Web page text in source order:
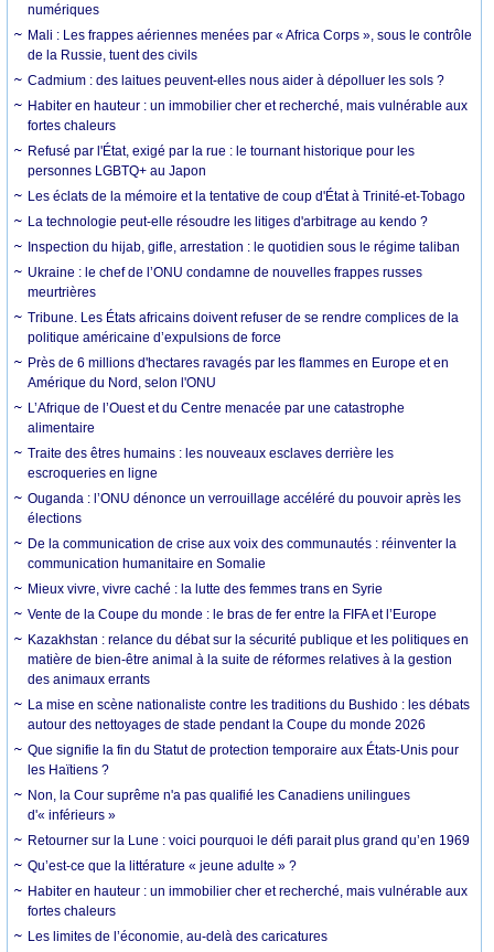
numériques
Mali : Les frappes aériennes menées par « Africa Corps », sous le contrôle
de la Russie, tuent des civils
Cadmium : des laitues peuvent-elles nous aider à dépolluer les sols ?
Habiter en hauteur : un immobilier cher et recherché, mais vulnérable aux
fortes chaleurs
Refusé par l'État, exigé par la rue : le tournant historique pour les
personnes LGBTQ+ au Japon
Les éclats de la mémoire et la tentative de coup d'État à Trinité-et-Tobago
La technologie peut-elle résoudre les litiges d'arbitrage au kendo ?
Inspection du hijab, gifle, arrestation : le quotidien sous le régime taliban
Ukraine : le chef de l’ONU condamne de nouvelles frappes russes
meurtrières
Tribune. Les États africains doivent refuser de se rendre complices de la
politique américaine d’expulsions de force
Près de 6 millions d'hectares ravagés par les flammes en Europe et en
Amérique du Nord, selon l'ONU
L’Afrique de l’Ouest et du Centre menacée par une catastrophe
alimentaire
Traite des êtres humains : les nouveaux esclaves derrière les
escroqueries en ligne
Ouganda : l’ONU dénonce un verrouillage accéléré du pouvoir après les
élections
De la communication de crise aux voix des communautés : réinventer la
communication humanitaire en Somalie
Mieux vivre, vivre caché : la lutte des femmes trans en Syrie
Vente de la Coupe du monde : le bras de fer entre la FIFA et l’Europe
Kazakhstan : relance du débat sur la sécurité publique et les politiques en
matière de bien-être animal à la suite de réformes relatives à la gestion
des animaux errants
La mise en scène nationaliste contre les traditions du Bushido : les débats
autour des nettoyages de stade pendant la Coupe du monde 2026
Que signifie la fin du Statut de protection temporaire aux États-Unis pour
les Haïtiens ?
Non, la Cour suprême n'a pas qualifié les Canadiens unilingues
d'« inférieurs »
Retourner sur la Lune : voici pourquoi le défi parait plus grand qu’en 1969
Qu’est-ce que la littérature « jeune adulte » ?
Habiter en hauteur : un immobilier cher et recherché, mais vulnérable aux
fortes chaleurs
Les limites de l’économie, au-delà des caricatures